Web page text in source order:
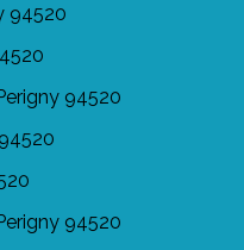
94520
94520
94520